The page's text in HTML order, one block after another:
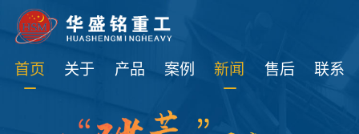
首页 关于 产品 案例 新闻 售后 联系